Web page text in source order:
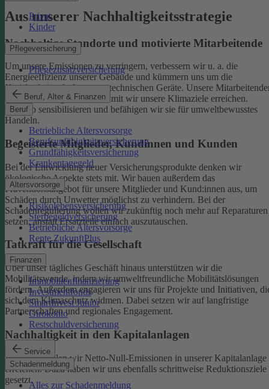
Privat
Kinder
Pflegeversicherung
Pflegezusatzversicherung
Beruf, Alter & Finanzen
Beruf
Betriebliche Altersvorsorge
Berufsunfähigkeitsversicherung
Grundfähigkeitsversicherung
Krankentagegeld
Altersvorsorge
Risikolebensversicherung
Sterbegeldversicherung
Betriebliche Altersvorsorge
Rente ZukunftPlus
Finanzen
Immobilienfinanzierung
Investmentfonds
SmartInvest Junior
Girokonto
Restschuldversicherung
Service
Schadenmeldung
Alles zur Schadenmeldung
Aus unserer Nachhaltigkeitsstrategie
Nachhaltige Standorte und motivierte Mitarbeitende
Um unsere Emissionen zu verringern, verbessern wir u. a. die
Energieeffizienz unserer Gebäude und kümmern uns um die
Kreislaufwirtschaft unserer technischen Geräte. Unsere
sind ein wichtiger Hebel, damit wir unsere Klimaziele erreichen.
Deshalb sensibilisieren und befähigen wir sie für umweltbewusstes
Handeln.
Begeisterte Mitglieder, Kundinnen und Kunden
Bei der Entwicklung neuer Versicherungsprodukte denken wir
ökologische Aspekte stets mit. Wir bauen außerdem das
Präventionsangebot für unsere Mitglieder und Kund:innen aus, um
Schäden durch Unwetter möglichst zu verhindern. Bei der
Schadenregulierung wollen wir zukünftig noch mehr auf Reparaturen
setzen, anstatt Ersatzteile einfach auszutauschen.
Tatkraft für die Gesellschaft
Über unser tägliches Geschäft hinaus unterstützen wir die
Mobilitätswende, indem wir umweltfreundliche Mobilitätslösungen
fördern. Außerdem engagieren wir uns für Projekte und Initiativen,
sich dem Klimaschutz widmen. Dabei setzen wir auf langfristige
Partnerschaften und regionales Engagement.
Nachhaltigkeit in den Kapitalanlagen
Bis 2050 wollen wir Netto-Null-Emissionen in unserer Kapitalanlage
erreichen. Dazu haben wir uns ebenfalls schrittweise Reduktionsziele
gesetzt.